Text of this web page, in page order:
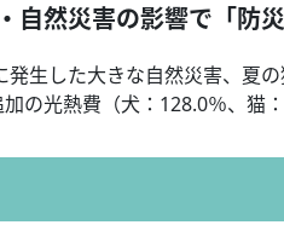
自然災害の影響で「防
発生した大きな自然災害、夏
の光熱費（犬：128.0％、猫